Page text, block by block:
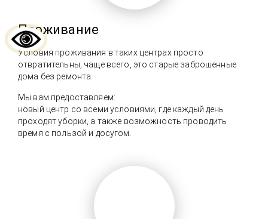
Проживание
Условия проживания в таких центрах просто
отвратительны, чаще всего, это старые заброшенные
дома без ремонта.
Мы вам предоставляем:
новый центр со всеми условиями, где каждый день
проходят уборки, а также возможность проводить
время с пользой и досугом.